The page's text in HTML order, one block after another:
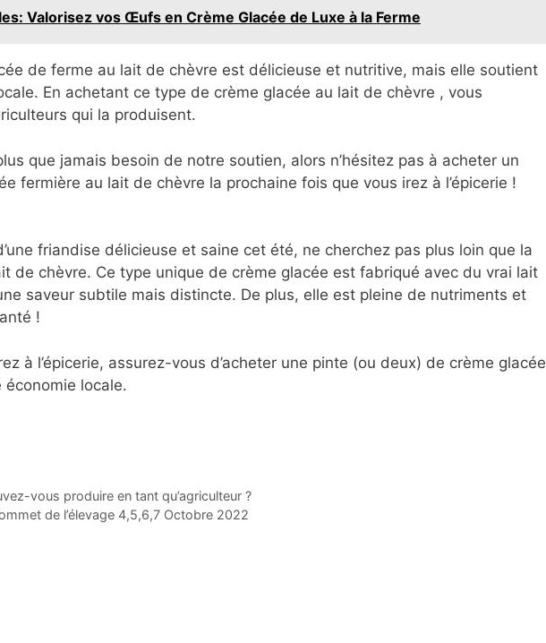
Valorisez vos Œufs en Crème Glacée de Luxe à la Ferme
de ferme au lait de chèvre est délicieuse et nutritive, mais elle soutient
En achetant ce type de crème glacée au lait de chèvre , vous
qui la produisent.
que jamais besoin de notre soutien, alors n’hésitez pas à acheter un
fermière au lait de chèvre la prochaine fois que vous irez à l’épicerie !
friandise délicieuse et saine cet été, ne cherchez pas plus loin que la
de chèvre. Ce type unique de crème glacée est fabriqué avec du vrai lait
saveur subtile mais distincte. De plus, elle est pleine de nutriments et
!
à l’épicerie, assurez-vous d’acheter une pinte (ou deux) de crème glacée
locale.
vous produire en tant qu’agriculteur ?
de l’élevage 4,5,6,7 Octobre 2022